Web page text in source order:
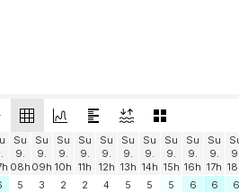
Su
9.
08h
Su
9.
09h
Su
9.
10h
Su
9.
11h
Su
9.
12h
Su
9.
13h
Su
9.
14h
Su
9.
15h
Su
9.
16h
Su
9.
17h
5 3 2 2 4 5 5 5 6 6
6